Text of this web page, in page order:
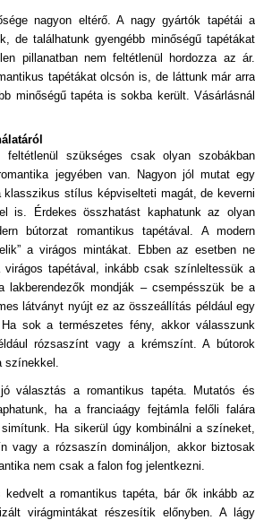
nagyon eltérő. A nagy gyártók tapétái a
de találhatunk gyengébb minőségű tapétákat
pillanatban nem feltétlenül hordozza az ár.
tapétákat olcsón is, de láttunk már arra
minőségű tapéta is sokba került. Vásárlásnál
szükséges csak olyan szobákban
jegyében van. Nagyon jól mutat egy
klasszikus stílus képviselteti magát, de keverni
is. Érdekes összhatást kaphatunk az olyan
bútorzat romantikus tapétával. A modern
a virágos mintákat. Ebben az esetben ne
tapétával, inkább csak színleltessük a
lakberendezők mondják – csempésszük be a
látványt nyújt ez az összeállítás például egy
sok a természetes fény, akkor válasszunk
rózsaszínt vagy a krémszínt. A bútorok
színekkel.
választás a romantikus tapéta. Mutatós és
ha a franciaágy fejtámla felőli falára
Ha sikerül úgy kombinálni a színeket,
vagy a rózsaszín domináljon, akkor biztosak
nem csak a falon fog jelentkezni.
kedvelt a romantikus tapéta, bár ők inkább az
virágmintákat részesítik előnyben. A lágy